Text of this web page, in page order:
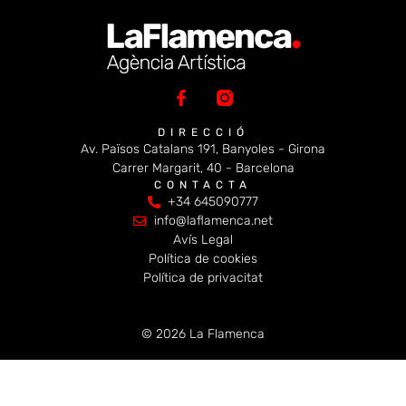
DIRECCIÓ
Av. Països Catalans 191, Banyoles - Girona
Carrer Margarit, 40 - Barcelona
CONTACTA
+34 645090777
info@laflamenca.net
Avís Legal
Política de cookies
Política de privacitat
© 2026 La Flamenca